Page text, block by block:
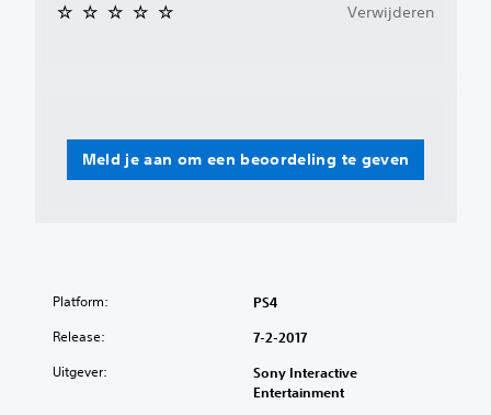
Meld je aan om een beoordeling te geven
Verwijderen
Platform: PS4
Release: 7-2-2017
Uitgever:
Sony Interactive
Entertainment